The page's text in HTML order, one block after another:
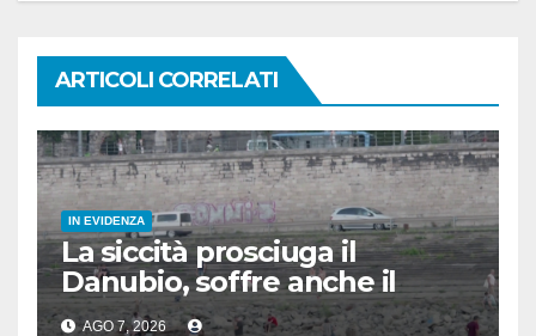
ARTICOLI CORRELATI
IN EVIDENZA
La siccità prosciuga il
Danubio, soffre anche il
turismo
AGO 7, 2026